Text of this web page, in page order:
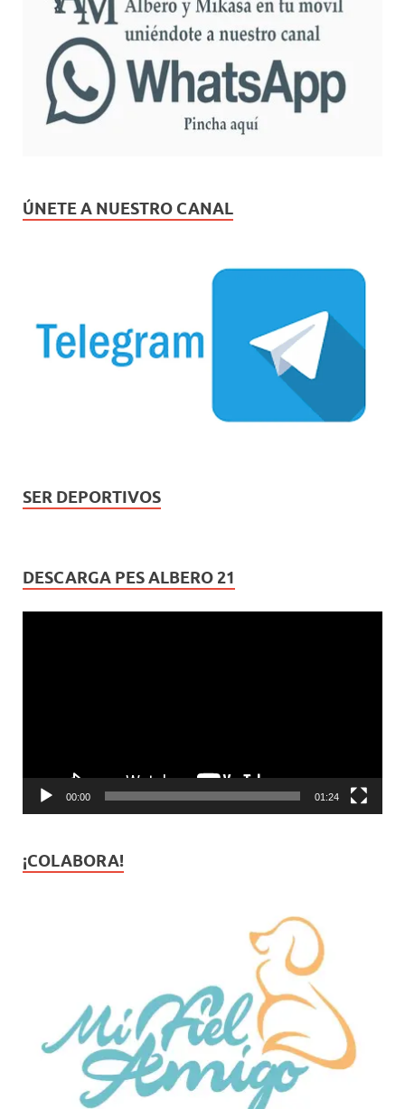
ÚNETE A NUESTRO CANAL
SER DEPORTIVOS
DESCARGA PES ALBERO 21
00:00 01:24
¡COLABORA!